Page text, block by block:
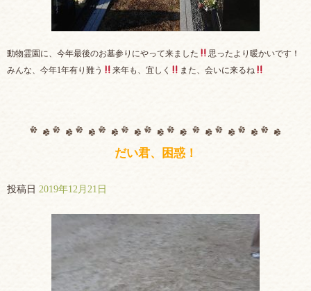
動物霊園に、今年最後のお墓参りにやって来ました
思ったより暖かいです！
みんな、今年1年有り難う
来年も、宜しく また、会いに来るね
だい君、困惑！
投稿日 2019年12月21日